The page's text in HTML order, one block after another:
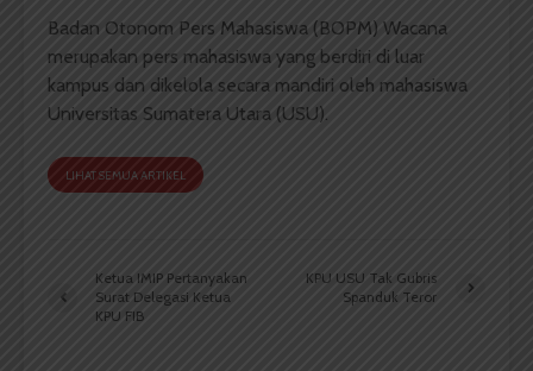
Badan Otonom Pers Mahasiswa (BOPM) Wacana
merupakan pers mahasiswa yang berdiri di luar
kampus dan dikelola secara mandiri oleh mahasiswa
Universitas Sumatera Utara (USU).
LIHAT SEMUA ARTIKEL
Ketua IMIP Pertanyakan
Surat Delegasi Ketua
KPU FIB
KPU USU Tak Gubris
Spanduk Teror